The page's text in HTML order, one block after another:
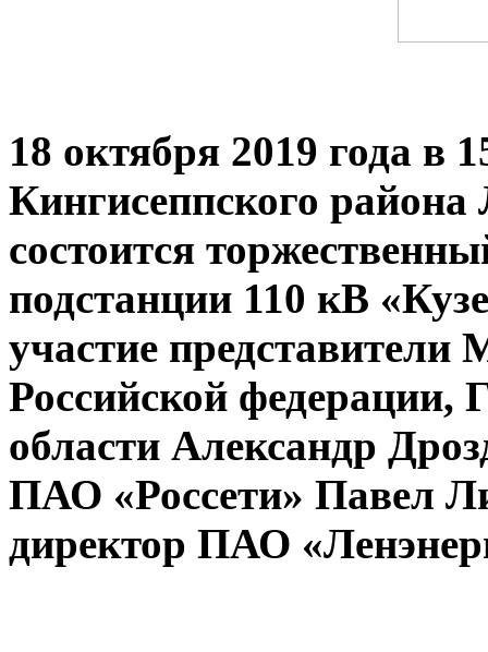
18 октября 2019 года в
Кингисеппского района
состоится
подстанции 110 кВ
участие представители
Российской федерации,
области Александр
ПАО «Россети» Павел
директор ПАО